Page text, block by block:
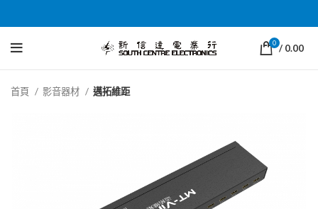
0 / 0.00
首頁 影音器材 邁拓維距